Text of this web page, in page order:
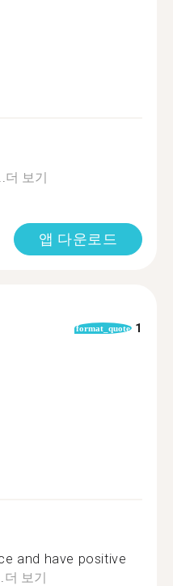
더 보기
앱 다운로드
format_quote 1
and have positive
더 보기